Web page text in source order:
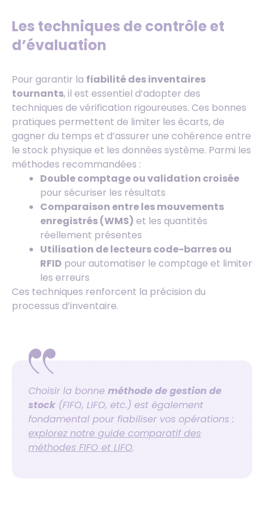
Les techniques de contrôle et
d’évaluation
Pour garantir la fiabilité des inventaires
tournants, il est essentiel d’adopter des
techniques de vérification rigoureuses. Ces bonnes
pratiques permettent de limiter les écarts, de
gagner du temps et d’assurer une cohérence entre
le stock physique et les données système. Parmi les
méthodes recommandées :
Double comptage ou validation croisée
pour sécuriser les résultats
Comparaison entre les mouvements
enregistrés (WMS) et les quantités
réellement présentes
Utilisation de lecteurs code-barres ou
RFID pour automatiser le comptage et limiter
les erreurs
Ces techniques renforcent la précision du
processus d’inventaire.
Choisir la bonne méthode de gestion de
stock (FIFO, LIFO, etc.) est également
fondamental pour fiabiliser vos opérations :
explorez notre guide comparatif des
méthodes FIFO et LIFO.